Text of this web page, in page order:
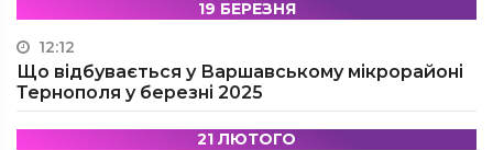
19 БЕРЕЗНЯ
12:12
Що відбувається у Варшавському мікрорайоні
Тернополя у березні 2025
21 ЛЮТОГО